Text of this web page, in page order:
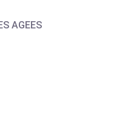
AGEES